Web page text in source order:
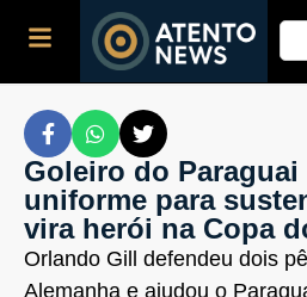
Goleiro do Paraguai
uniforme para
vira herói na Copa
Orlando Gill defendeu dois
Alemanha e ajudou o